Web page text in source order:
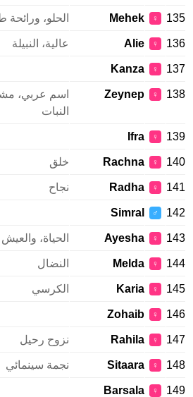
135
♀
Mehek الحلو، ورائحة
136
♀
Alie عالية، النبيلة
137
♀
Kanza
138
♀
Zeynep
اسم عربي،
النبات
139
♀
Ifra
140
♀
Rachna خلق
141
♀
Radha نجاح
142
♂
Simral
143
♀
Ayesha الحياة، والعيش
144
♀
Melda النضال
145
♀
Karia الكرسي
146
♀
Zohaib
147
♀
Rahila نزوح رحيل
148
♀
Sitaara نجمة سينمائي
149
♀
Barsala